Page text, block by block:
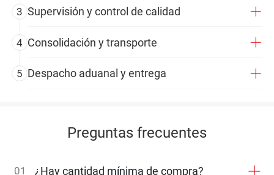
3 Supervisión y control de calidad
4 Consolidación y transporte
5 Despacho aduanal y entrega
Preguntas frecuentes
01 ¿Hay cantidad mínima de compra?